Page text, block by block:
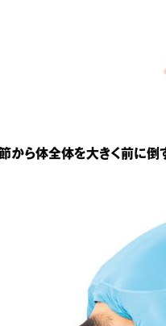
から体全体を大きく前に倒